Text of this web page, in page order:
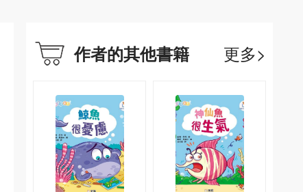
作者的其他書籍 更多>